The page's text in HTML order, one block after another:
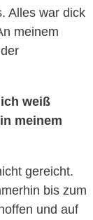
Alles war dick
meinem
weiß
meinem
gereicht.
bis zum
und auf